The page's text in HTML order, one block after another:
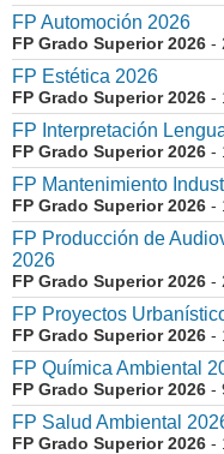
FP Automoción 2026
FP Grado Superior 2026 -
FP Estética 2026
FP Grado Superior 2026 -
FP Interpretación
FP Grado Superior 2026 -
FP Mantenimiento
FP Grado Superior 2026 -
FP Producción de
2026
FP Grado Superior 2026 -
FP Proyectos
FP Grado Superior 2026 -
FP Química Ambiental
FP Grado Superior 2026 -
FP Salud Ambiental
FP Grado Superior 2026 -